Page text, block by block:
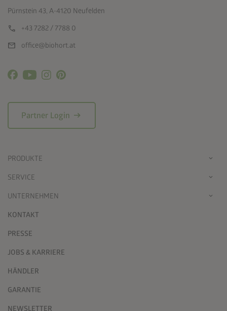
Pürnstein 43, A-4120 Neufelden
call +43 7282 / 7788 0
mail office@biohort.at
Partner Login arrow_right_alt
PRODUKTE
SERVICE
UNTERNEHMEN
KONTAKT
PRESSE
JOBS & KARRIERE
HÄNDLER
GARANTIE
NEWSLETTER